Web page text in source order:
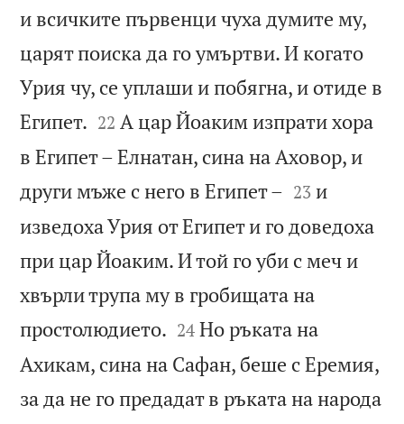
и всичките първенци чуха думите му,
царят поиска да го умъртви. И когато
Урия чу, се уплаши и побягна, и отиде в
Египет. 

22 А цар Йоаким изпрати хора
в Египет – Елнатан, сина на Аховор, и
други мъже с него в Египет – 

23 и
изведоха Урия от Египет и го доведоха
при цар Йоаким. И той го уби с меч и
хвърли трупа му в гробищата на
простолюдието. 

24 Но ръката на
Ахикам, сина на Сафан, беше с Еремия,
за да не го предадат в ръката на народа